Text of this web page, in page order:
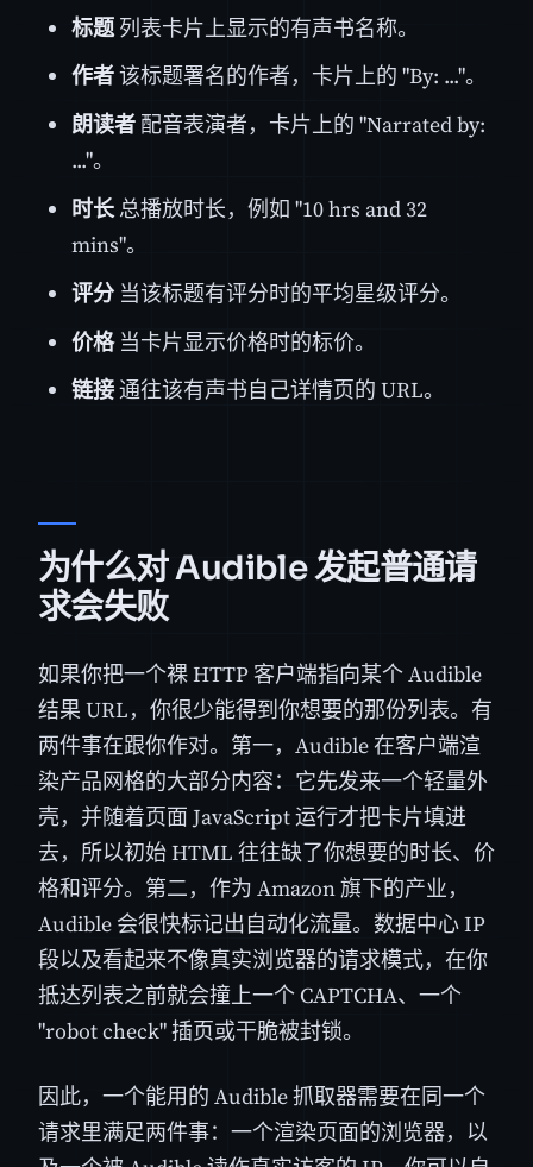
标题列表卡片上显示的有声书名称。
作者该标题署名的作者，卡片上的 "By: ..."。
朗读者 配音表演者，卡片上的 "Narrated by:
..."。
时长总播放时长，例如 "10 hrs and 32
mins"。
评分 当该标题有评分时的平均星级评分。
价格当卡片显示价格时的标价。
链接通往该有声书自己详情页的 URL。
为什么对 Audible 发起普通请
求会失败
如果你把一个裸 HTTP 客户端指向某个 Audible
结果 URL，你很少能得到你想要的那份列表。有
两件事在跟你作对。第一，Audible 在客户端渲
染产品网格的大部分内容：它先发来一个轻量外
壳，并随着页面 JavaScript 运行才把卡片填进
去，所以初始 HTML 往往缺了你想要的时长、价
格和评分。第二，作为 Amazon 旗下的产业，
Audible 会很快标记出自动化流量。数据中心 IP
段以及看起来不像真实浏览器的请求模式，在你
抵达列表之前就会撞上一个 CAPTCHA、一个
"robot check" 插页或干脆被封锁。
因此，一个能用的 Audible 抓取器需要在同一个
请求里满足两件事：一个渲染页面的浏览器，以